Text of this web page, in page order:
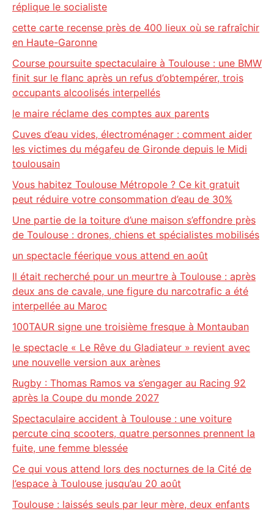
réplique le socialiste
cette carte recense près de 400 lieux où se rafraîchir
en Haute-Garonne
Course poursuite spectaculaire à Toulouse : une BMW
finit sur le flanc après un refus d’obtempérer, trois
occupants alcoolisés interpellés
le maire réclame des comptes aux parents
Cuves d’eau vides, électroménager : comment aider
les victimes du mégafeu de Gironde depuis le Midi
toulousain
Vous habitez Toulouse Métropole ? Ce kit gratuit
peut réduire votre consommation d’eau de 30%
Une partie de la toiture d’une maison s’effondre près
de Toulouse : drones, chiens et spécialistes mobilisés
un spectacle féerique vous attend en août
Il était recherché pour un meurtre à Toulouse : après
deux ans de cavale, une figure du narcotrafic a été
interpellée au Maroc
100TAUR signe une troisième fresque à Montauban
le spectacle « Le Rêve du Gladiateur » revient avec
une nouvelle version aux arènes
Rugby : Thomas Ramos va s’engager au Racing 92
après la Coupe du monde 2027
Spectaculaire accident à Toulouse : une voiture
percute cinq scooters, quatre personnes prennent la
fuite, une femme blessée
Ce qui vous attend lors des nocturnes de la Cité de
l’espace à Toulouse jusqu’au 20 août
Toulouse : laissés seuls par leur mère, deux enfants